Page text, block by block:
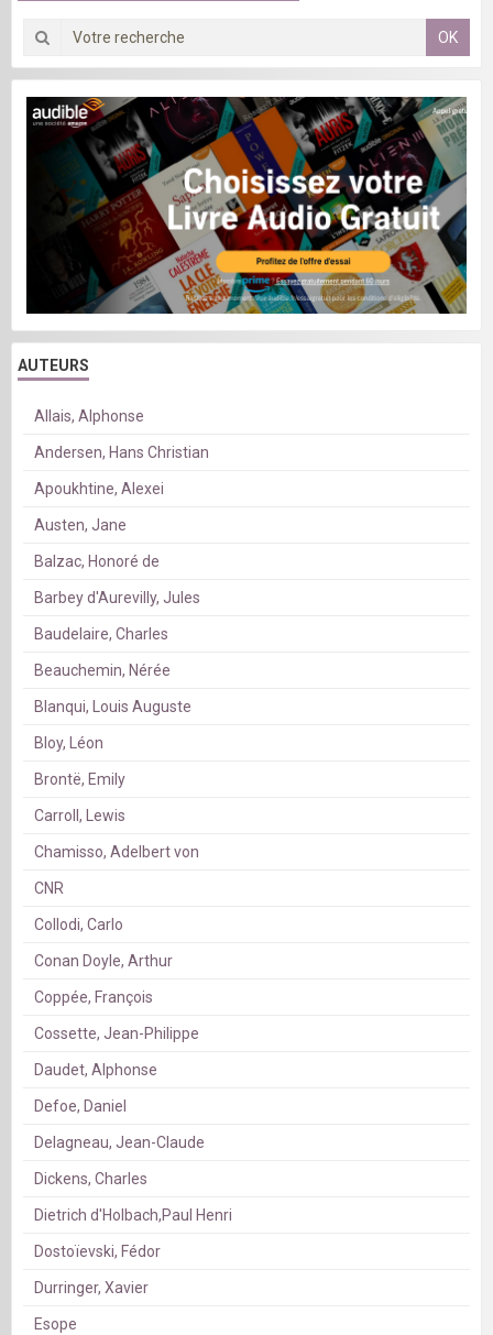
OK
AUTEURS
Allais, Alphonse
Andersen, Hans Christian
Apoukhtine, Alexei
Austen, Jane
Balzac, Honoré de
Barbey d'Aurevilly, Jules
Baudelaire, Charles
Beauchemin, Nérée
Blanqui, Louis Auguste
Bloy, Léon
Brontë, Emily
Carroll, Lewis
Chamisso, Adelbert von
CNR
Collodi, Carlo
Conan Doyle, Arthur
Coppée, François
Cossette, Jean-Philippe
Daudet, Alphonse
Defoe, Daniel
Delagneau, Jean-Claude
Dickens, Charles
Dietrich d'Holbach,Paul Henri
Dostoïevski, Fédor
Durringer, Xavier
Esope